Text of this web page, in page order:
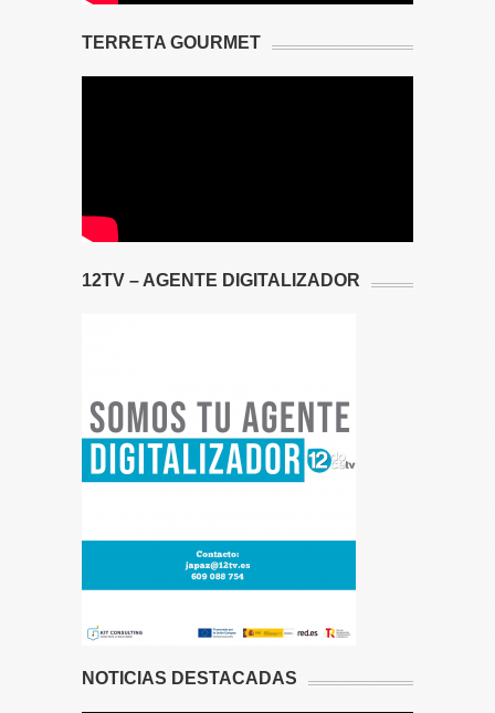
TERRETA GOURMET
12TV – AGENTE DIGITALIZADOR
NOTICIAS DESTACADAS